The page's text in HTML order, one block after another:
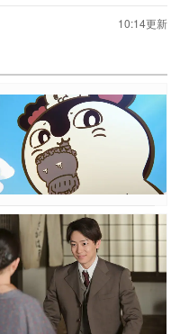
10:14更新